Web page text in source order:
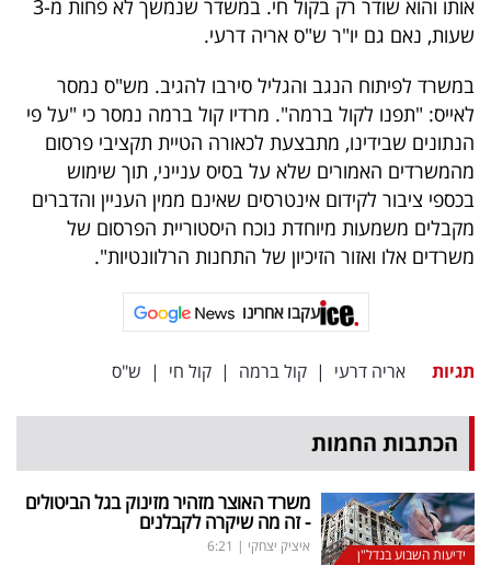
אותו והוא שודר רק בקול חי. במשדר שנמשך לא פחות מ-3
שעות, נאם גם יו"ר ש"ס אריה דרעי.
במשרד לפיתוח הנגב והגליל סירבו להגיב. מש"ס נמסר
לאייס: "תפנו לקול ברמה". מרדיו קול ברמה נמסר כי "על פי
הנתונים שבידינו, מתבצעת לכאורה הטיית תקציבי פרסום
מהמשרדים האמורים שלא על בסיס ענייני, תוך שימוש
בכספי ציבור לקידום אינטרסים שאינם ממין העניין והדברים
מקבלים משמעות מיוחדת נוכח היסטוריית הפרסום של
משרדים אלו ואזור הזיכיון של התחנות הרלוונטיות".
עקבו אחרינו
תגיות אריה דרעי | קול ברמה | קול חי | ש"ס
הכתבות החמות
ידיעות השבוע בנדל"ן
משרד האוצר מזהיר מזינוק בגל הביטולים
- זה מה שיקרה לקבלנים
איציק יצחקי |
6:21